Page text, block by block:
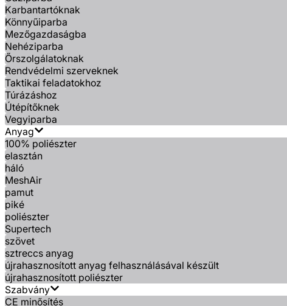
Karbantartóknak
Könnyűiparba
Mezőgazdaságba
Nehéziparba
Őrszolgálatoknak
Rendvédelmi szerveknek
Taktikai feladatokhoz
Túrázáshoz
Útépítőknek
Vegyiparba
Anyag
100% poliészter
elasztán
háló
MeshAir
pamut
piké
poliészter
Supertech
szövet
sztreccs anyag
újrahasznosított anyag felhasználásával készült
újrahasznosított poliészter
Szabvány
CE minősítés